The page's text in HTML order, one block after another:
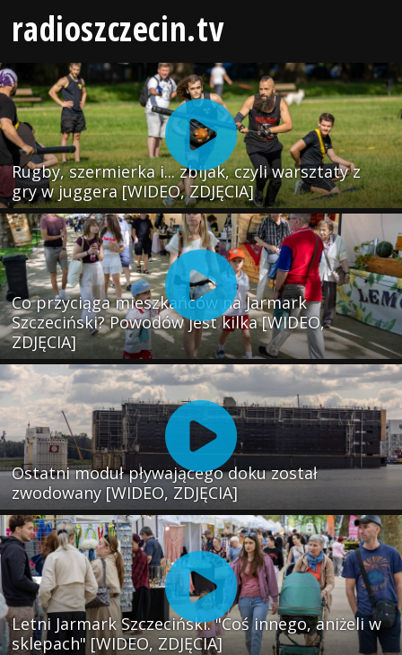
radioszczecin.tv
Rugby, szermierka i... zbijak, czyli warsztaty z
gry w juggera [WIDEO, ZDJĘCIA]
Co przyciąga mieszkańców na Jarmark
Szczeciński? Powodów jest kilka [WIDEO,
ZDJĘCIA]
Ostatni moduł pływającego doku został
zwodowany [WIDEO, ZDJĘCIA]
Letni Jarmark Szczeciński. "Coś innego, aniżeli w
sklepach" [WIDEO, ZDJĘCIA]